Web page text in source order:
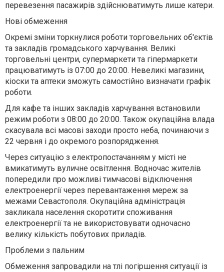
перевезення пасажирів здійснюватимуть лише катери.
Нові обмеження
Окремі зміни торкнулися роботи торговельних об'єктів
та закладів громадського харчування. Великі
торговельні центри, супермаркети та гіпермаркети
працюватимуть із 07:00 до 20:00. Невеликі магазини,
кіоски та аптеки зможуть самостійно визначати графік
роботи.
Для кафе та інших закладів харчування встановили
режим роботи з 08:00 до 20:00. Також окупаційна влада
скасувала всі масові заходи просто неба, починаючи з
22 червня і до окремого розпорядження.
Через ситуацію з електропостачанням у місті не
вмикатимуть вуличне освітлення. Водночас жителів
попередили про можливі тимчасові відключення
електроенергії через перевантаження мереж за
межами Севастополя. Окупаційна адміністрація
закликала населення скоротити споживання
електроенергії та не використовувати одночасно
велику кількість побутових приладів.
Проблеми з пальним
Обмеження запровадили на тлі погіршення ситуації із